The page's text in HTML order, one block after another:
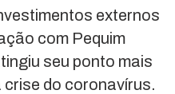
externos
com Pequim
seu ponto mais
do coronavírus.